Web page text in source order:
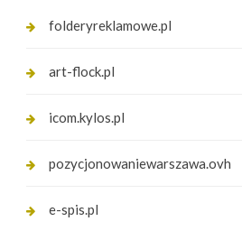
folderyreklamowe.pl
art-flock.pl
icom.kylos.pl
pozycjonowaniewarszawa.ovh
e-spis.pl